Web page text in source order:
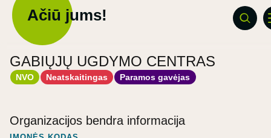
Ačiū jums!
GABIŲJŲ UGDYMO CENTRAS
NVO Neatskaitingas Paramos gavėjas
Organizacijos bendra informacija